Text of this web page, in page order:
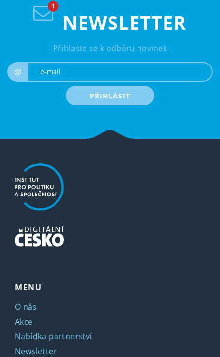
NEWSLETTER
Přihlaste se k odběru novinek
@
PŘIHLÁSIT
MENU
O nás
Akce
Nabídka partnerství
Newsletter